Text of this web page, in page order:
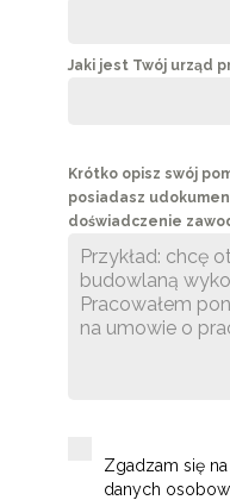
Jaki jest Twój urząd
Krótko opisz swój
posiadasz
doświadczenie
Zgadzam się
danych